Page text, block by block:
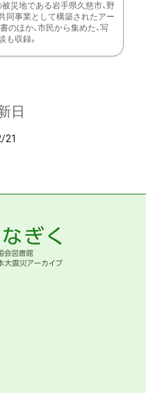
災地である岩手県久慈市、野
同事業として構築されたアー
のほか、市民から集めた、写
も収録。
日
21